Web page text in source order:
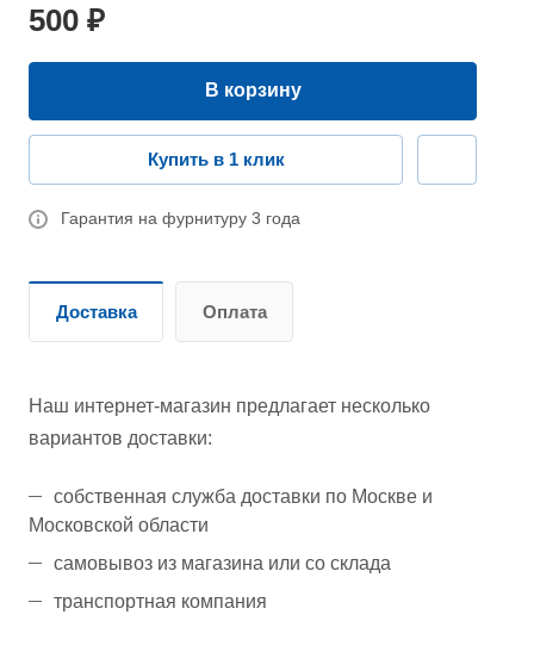
500 ₽
В корзину
Купить в 1 клик
Гарантия на фурнитуру 3 года
Доставка Оплата
Наш интернет-магазин предлагает несколько
вариантов доставки:
собственная служба доставки по Москве и
Московской области
самовывоз из магазина или со склада
транспортная компания